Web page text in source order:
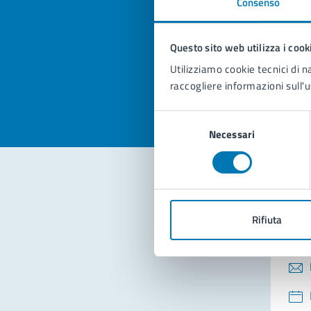
Questo sito web utilizza i
Utilizziamo cookie tecnici di
raccogliere informazioni
consenso
Necessari
Rifiuta